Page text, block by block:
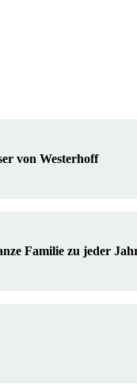
von Westerhoff
Familie zu jeder